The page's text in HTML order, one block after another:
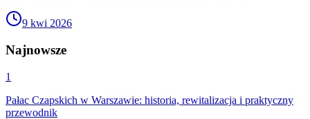
9 kwi 2026
Najnowsze
1
Pałac Czapskich w Warszawie: historia, rewitalizacja i praktyczny
przewodnik